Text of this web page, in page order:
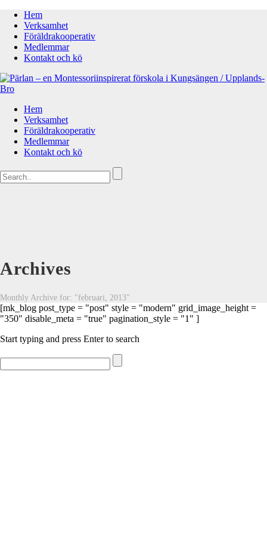
Hem
Verksamhet
Föräldrakooperativ
Medlemmar
Kontakt och kö
Hem
Verksamhet
Föräldrakooperativ
Medlemmar
Kontakt och kö
Archives
Monthly Archive for: "februari, 2013"
[mk_blog post_type = "post" style = "modern" grid_image_height =
"350" disable_meta = "true" pagination_style = "1" ]
Start typing and press Enter to search